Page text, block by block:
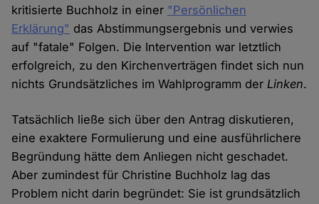
kritisierte Buchholz in einer "Persönlichen
Erklärung" das Abstimmungsergebnis und verwies
auf "fatale" Folgen. Die Intervention war letztlich
erfolgreich, zu den Kirchenverträgen findet sich nun
nichts Grundsätzliches im Wahlprogramm derLinken.
Tatsächlich ließe sich über den Antrag diskutieren,
eine exaktere Formulierung und eine ausführlichere
Begründung hätte dem Anliegen nicht geschadet.
Aber zumindest für Christine Buchholz lag das
Problem nicht darin begründet: Sie ist grundsätzlich